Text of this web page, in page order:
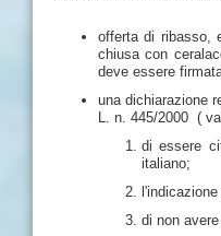
offerta di ribasso,
chiusa con
deve essere
una dichiarazione
L. n. 445/2000 (
di essere
italiano;
di non